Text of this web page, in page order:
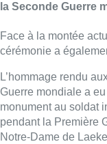
la Seconde Guerre
Face à la montée
cérémonie a
L’hommage rendu
Guerre mondiale a
monument au soldat
pendant la Première
Notre-Dame de